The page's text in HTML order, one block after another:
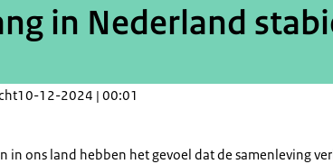
in Nederland
10-12-2024 | 00:01
in ons land hebben het gevoel dat de samenleving